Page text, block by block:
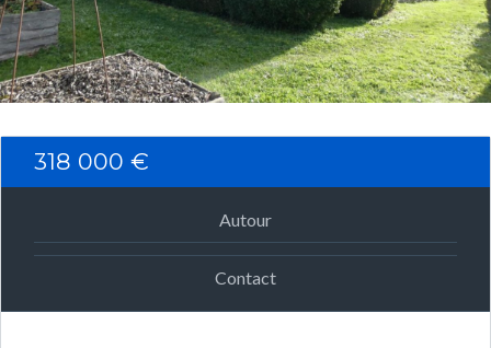
Mot de passe
318 000 €
Autour
Contact